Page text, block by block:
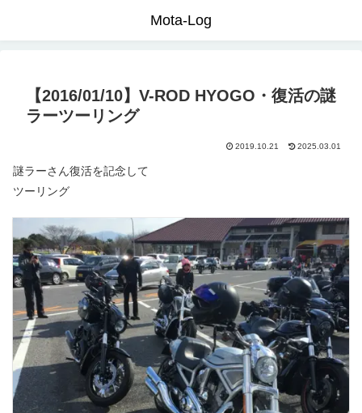
Mota-Log
【2016/01/10】V-ROD HYOGO・復活の謎
ラーツーリング
2019.10.21 2025.03.01
謎ラーさん復活を記念して
ツーリング